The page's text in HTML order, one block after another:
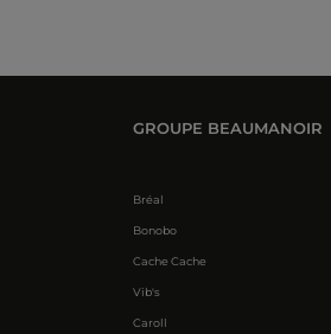
GROUPE BEAUMANOIR
Bréal
Bonobo
Cache Cache
Vib's
Caroll